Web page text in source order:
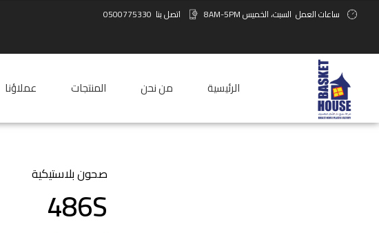
ساعات العمل السبت، الخميس 8AM-5PM اتصل بنا 0500775330
الرئيسية من نحن المنتجات عملاؤنا
صحون بلاستيكية
486S